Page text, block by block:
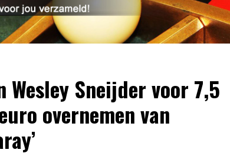
Wesley Sneijder voor 7,5
overnemen van